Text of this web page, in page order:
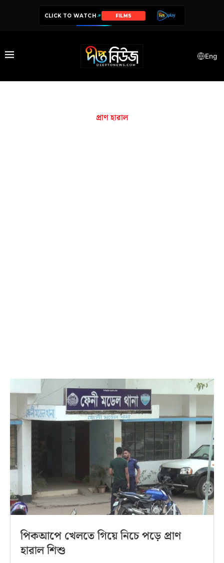
CLICK TO WATCH FILMS
Eng
প্রাণ হারাল
পিকআপে খেলতে গিয়ে নিচে পড়ে প্রাণ
হারাল শিশু